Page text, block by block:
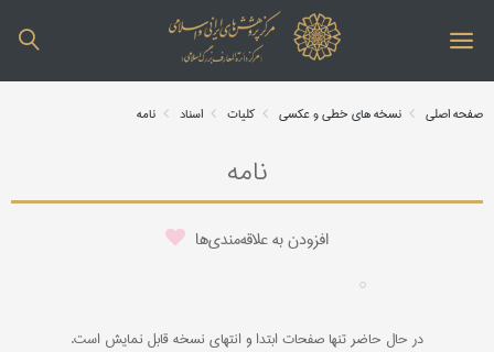
صفحه اصلی نسخه های خطی و عکسی کلیات اسناد نامه
نامه
افزودن به علاقه‌مندی‌ها
در حال حاضر تنها صفحات ابتدا و انتهای نسخه قابل نمایش است.